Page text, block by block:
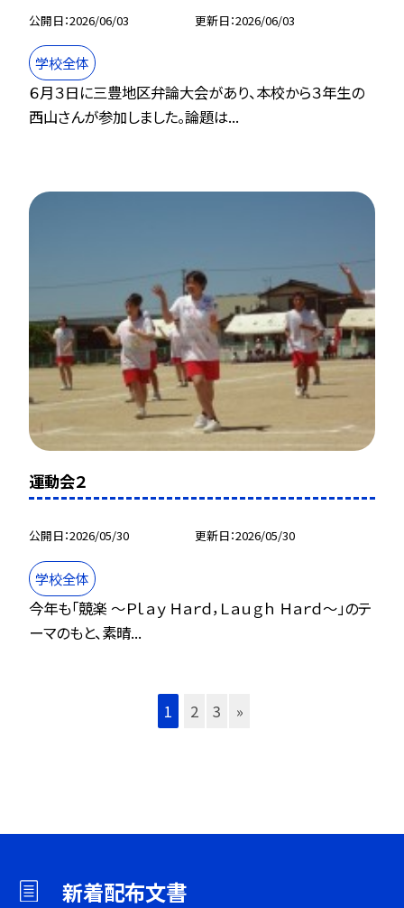
公開日 2026/06/03 更新日 2026/06/03
学校全体
６月３日に三豊地区弁論大会があり、本校から３年生の
西山さんが参加しました。論題は...
運動会２
公開日 2026/05/30 更新日 2026/05/30
学校全体
今年も「競楽 ～Ｐｌａｙ Ｈａｒｄ，Ｌａｕｇｈ Ｈａｒｄ～」のテ
ーマのもと、素晴...
1 2 3 »
新着配布文書